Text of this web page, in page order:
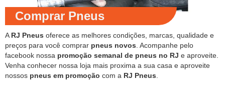
Comprar Pneus
A RJ Pneus oferece as melhores condições, marcas, qualidade e
preços para você comprar pneus novos . Acompanhe pelo
facebook nossa promoção semanal de pneus no RJ e aproveite.
Venha conhecer nossa loja mais proxima a sua casa e aproveite
nossos pneus em promoção com a RJ Pneus